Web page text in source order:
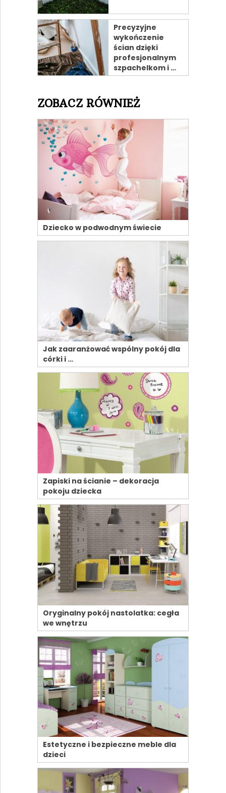
Precyzyjne
wykończenie
ścian dzięki
profesjonalnym
szpachelkom i …
ZOBACZ RÓWNIEŻ
Dziecko w podwodnym świecie
Jak zaaranżować wspólny pokój dla
córki i …
Zapiski na ścianie – dekoracja
pokoju dziecka
Oryginalny pokój nastolatka: cegła
we wnętrzu
Estetyczne i bezpieczne meble dla
dzieci